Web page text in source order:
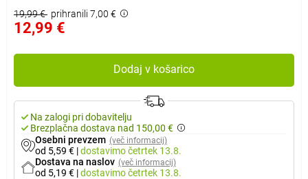
19,99 € prihranili 7,00 €
12,99 €
Dodaj v košarico
Na zalogi pri dobavitelju
Brezplačna dostava nad 150,00 €
Osebni prevzem (več informacij)
od 5,59 € |dostavimočetrtek 13.8.
Dostava na naslov (več informacij)
od 5,19 € |dostavimočetrtek 13.8.